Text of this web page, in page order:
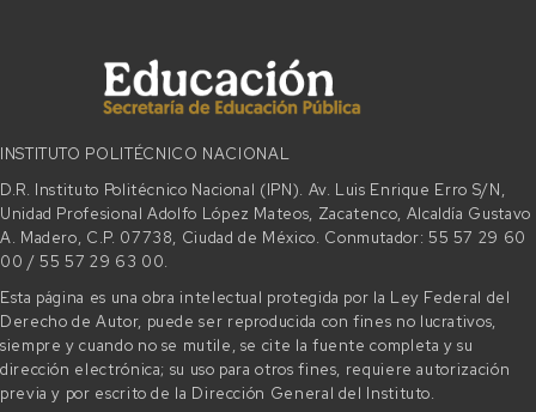
INSTITUTO POLITÉCNICO NACIONAL
D.R. Instituto Politécnico Nacional (IPN). Av. Luis Enrique Erro S/N,
Unidad Profesional Adolfo López Mateos, Zacatenco, Alcaldía Gustavo
A. Madero, C.P. 07738, Ciudad de México. Conmutador: 55 57 29 60
00 / 55 57 29 63 00.
Esta página es una obra intelectual protegida por la Ley Federal del
Derecho de Autor, puede ser reproducida con fines no lucrativos,
siempre y cuando no se mutile, se cite la fuente completa y su
dirección electrónica; su uso para otros fines, requiere autorización
previa y por escrito de la Dirección General del Instituto.